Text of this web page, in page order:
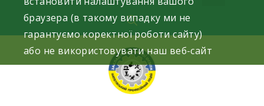
браузера (в такому випадку ми не
гарантуємо коректної роботи сайту)
або не використовувати наш веб-сайт